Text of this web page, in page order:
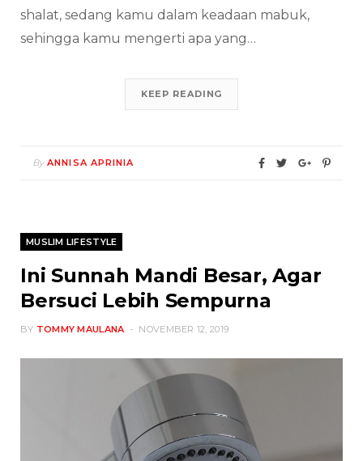
shalat, sedang kamu dalam keadaan mabuk,
sehingga kamu mengerti apa yang…
KEEP READING
By ANNISA APRINIA
MUSLIM LIFESTYLE
Ini Sunnah Mandi Besar, Agar
Bersuci Lebih Sempurna
BY TOMMY MAULANA NOVEMBER 12, 2019